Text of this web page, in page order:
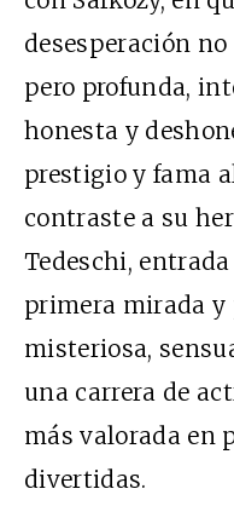
desesperación
pero profunda,
honesta y
prestigio y fama
contraste a su
Tedeschi,
primera mirada y
misteriosa,
una carrera de
más valorada en
divertidas.